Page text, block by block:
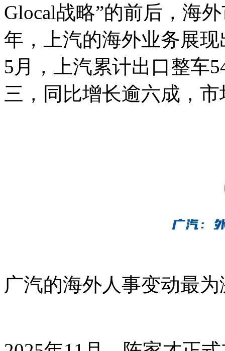
Glocal战略”的前后，海
年，上汽的海外业务展
5月，上汽累计出口整车
三，同比增长逾六成，
广汽的海外人事变动最